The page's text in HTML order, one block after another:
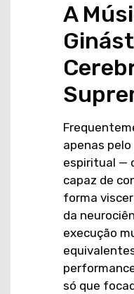
A
apenas
espiritual —
capaz de
forma
da
execução
só que